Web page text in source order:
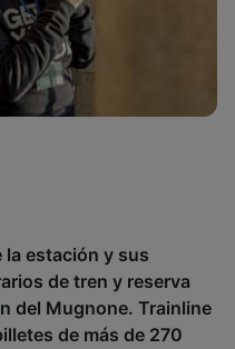
estación y sus
de tren y reserva
del Mugnone. Trainline
de más de 270